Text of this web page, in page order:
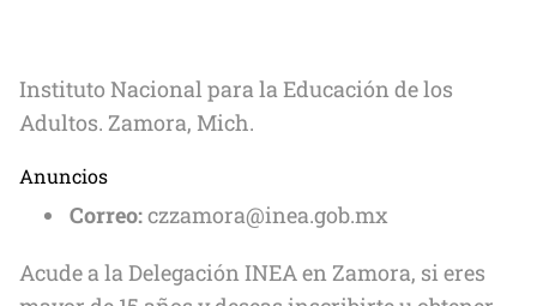
Instituto Nacional para la Educación de los
Adultos. Zamora, Mich.
Anuncios
Correo:czzamora@inea.gob.mx
Acude a la Delegación INEA en Zamora, si eres